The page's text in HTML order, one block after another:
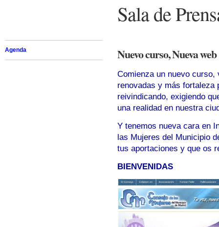
Sala de
Agenda Nuevo curso, Nueva web
Comienza un nuevo
renovadas y más fortaleza
reivindicando, exigiendo
una realidad en nuestra
Y tenemos nueva cara en
las Mujeres del Municipio
tus aportaciones y que os
BIENVENIDAS